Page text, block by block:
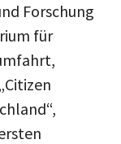
Forschung
für